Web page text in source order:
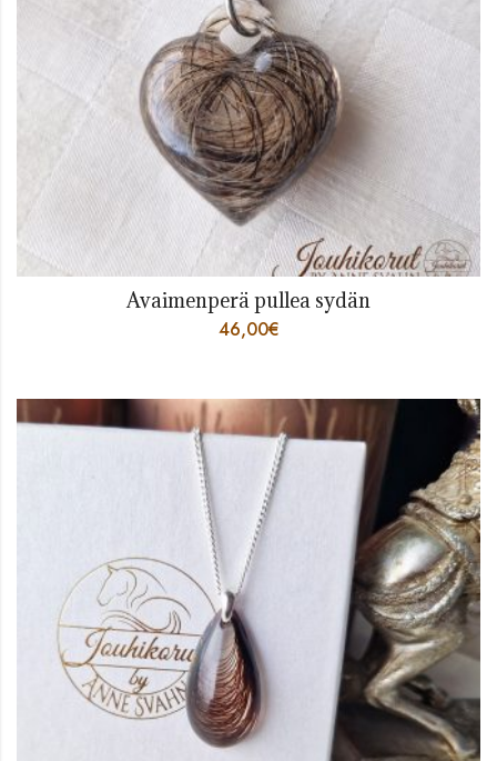
Avaimenperä pullea sydän
46,00€